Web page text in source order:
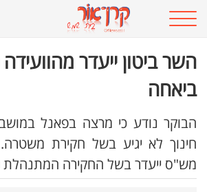
השר ביטון ייעדר
ביאחה
הבוקר נודע כי מרצה בפאנל
חינוך לא יגיע בשל חקירת
מש"ס ייעדר בשל החקירה המתנהלת